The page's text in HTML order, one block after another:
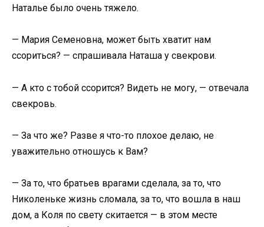
Наталье было очень тяжело.
— Мария Семеновна, может быть хватит нам
ссориться? — спрашивала Наташа у свекрови.
— А кто с тобой ссорится? Видеть не могу, — отвечала
свекровь.
— За что же? Разве я что-то плохое делаю, не
уважительно отношусь к Вам?
— За то, что братьев врагами сделала, за то, что
Николеньке жизнь сломала, за то, что вошла в наш
дом, а Коля по свету скитается — в этом месте